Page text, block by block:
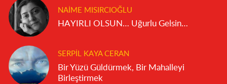
NAIME MISIRCIOĞLU
HAYIRLI OLSUN… Uğurlu Gelsin…
SERPIL KAYA CERAN
Bir Yüzü Güldürmek, Bir Mahalleyi
Birleştirmek